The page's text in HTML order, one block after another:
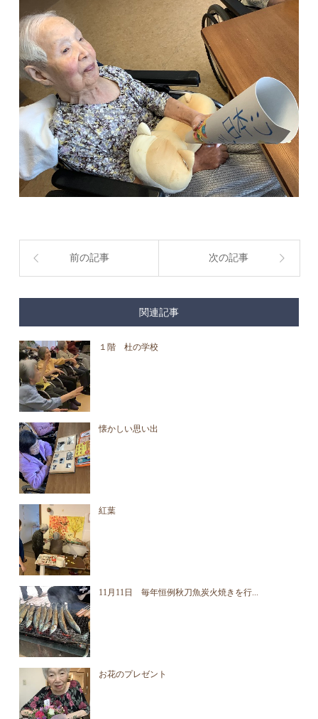
前の記事 次の記事
関連記事
１階 杜の学校
懐かしい思い出
紅葉
11月11日 毎年恒例秋刀魚炭火焼きを行...
お花のプレゼント